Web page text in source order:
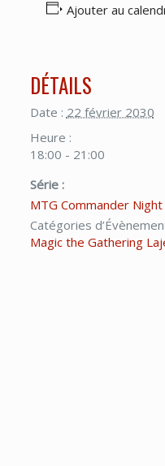
Ajouter au
DÉTAILS
Date : 22 février 2030
Heure :
18:00 - 21:00
Série :
MTG Commander
Catégories
Magic the Gathering